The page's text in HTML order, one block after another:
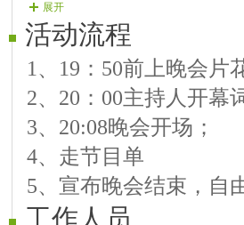
09.富 歌《歌曲 心爱
10.紫 韵《曲艺 新年
11.高剑英《歌曲 红红
12.舞 伊《舞蹈 爱在
13.菁 菁《歌曲 爱已
14.缘 梦《歌曲 月半
15.依 静《曲艺 青春
展开
活动流程
1、19：50前上晚会片
2、20：00主持人开幕
3、20:08晚会开场；
4、走节目单
5、宣布晚会结束，自
工作人员